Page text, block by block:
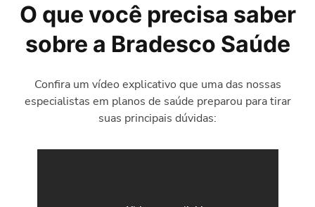
O que você precisa saber
sobre a Bradesco Saúde
Confira um vídeo explicativo que uma das nossas
especialistas em planos de saúde preparou para tirar
suas principais dúvidas: